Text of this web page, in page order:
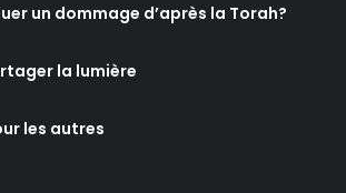
un dommage d’après la Torah?
la lumière
les autres